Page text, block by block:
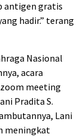
antigen gratis
hadir.” terang
Nasional
acara
zoom meeting
Pradita S.
Lani
meningkat